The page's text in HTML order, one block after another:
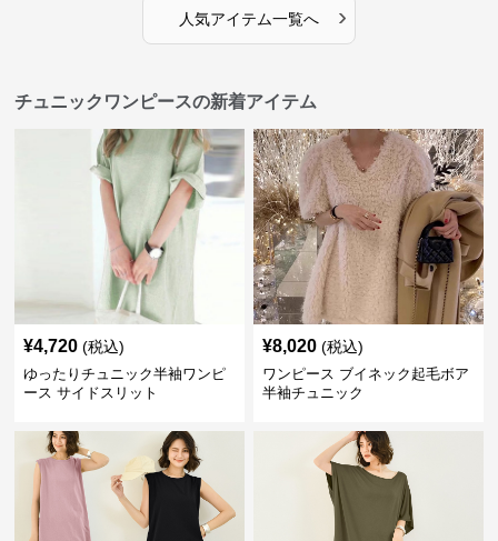
人気アイテム一覧へ ›
チュニックワンピースの新着アイテム
¥4,720 (税込)
ゆったりチュニック半袖ワンピ
ース サイドスリット
¥8,020 (税込)
ワンピース ブイネック起毛ボア
半袖チュニック